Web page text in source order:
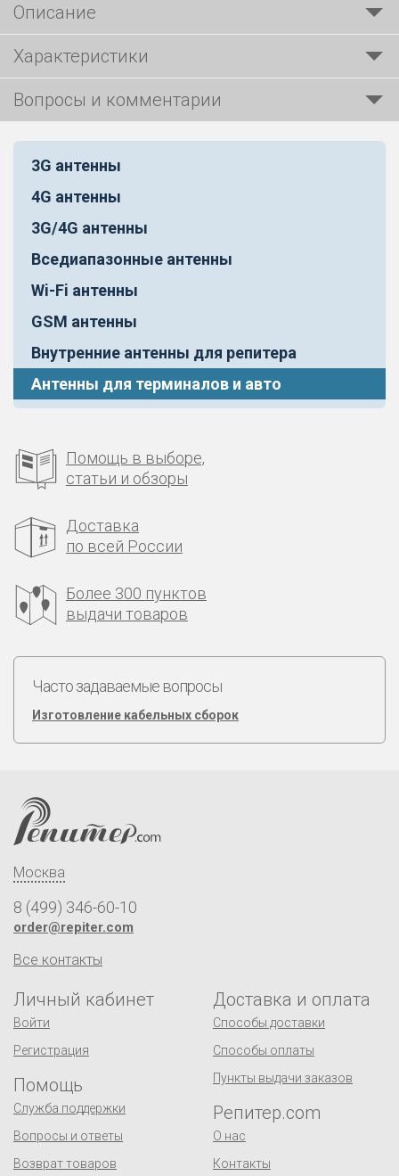
Описание
Характеристики
Вопросы и комментарии
3G антенны
4G антенны
3G/4G антенны
Вседиапазонные антенны
Wi-Fi антенны
GSM антенны
Внутренние антенны для репитера
Антенны для терминалов и авто
Помощь в выборе,
статьи и обзоры
Доставка
по всей России
Более 300 пунктов
выдачи товаров
Часто задаваемые вопросы
Изготовление кабельных сборок
Москва
8 (499) 346-60-10
order@repiter.com
Все контакты
Личный кабинет
Войти
Регистрация
Помощь
Служба поддержки
Вопросы и ответы
Возврат товаров
Доставка и оплата
Способы доставки
Способы оплаты
Пункты выдачи заказов
Репитер.com
О нас
Контакты